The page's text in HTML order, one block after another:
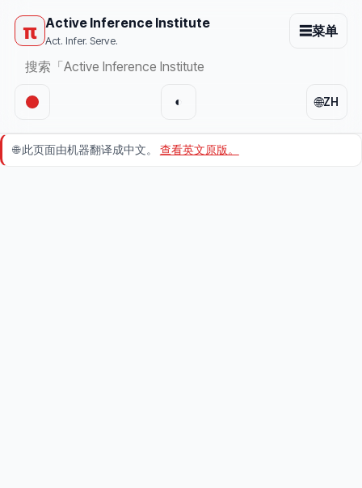
π Active Inference Institute
Act. Infer. Serve.
☰菜单
🌐ZH
◐
🌐此页面由机器翻译成中文。 查看英文原版。